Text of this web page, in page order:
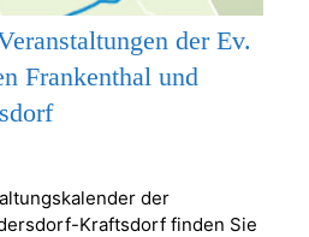
der Ev.
Frankenthal und
der
Kraftsdorf finden Sie